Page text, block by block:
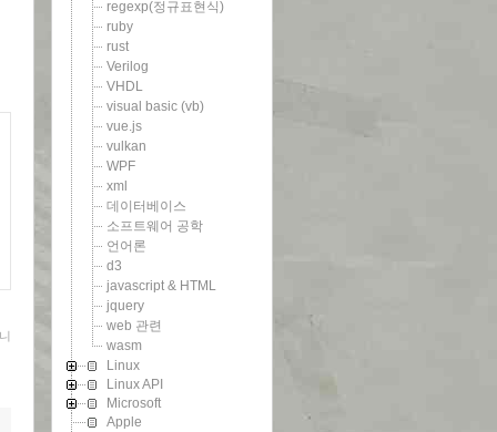
regexp(정규표현식)
ruby
rust
Verilog
VHDL
visual basic (vb)
vue.js
vulkan
WPF
xml
데이터베이스
소프트웨어 공학
언어론
d3
javascript & HTML
jquery
web 관련
wasm
Linux
Linux API
Microsoft
Apple